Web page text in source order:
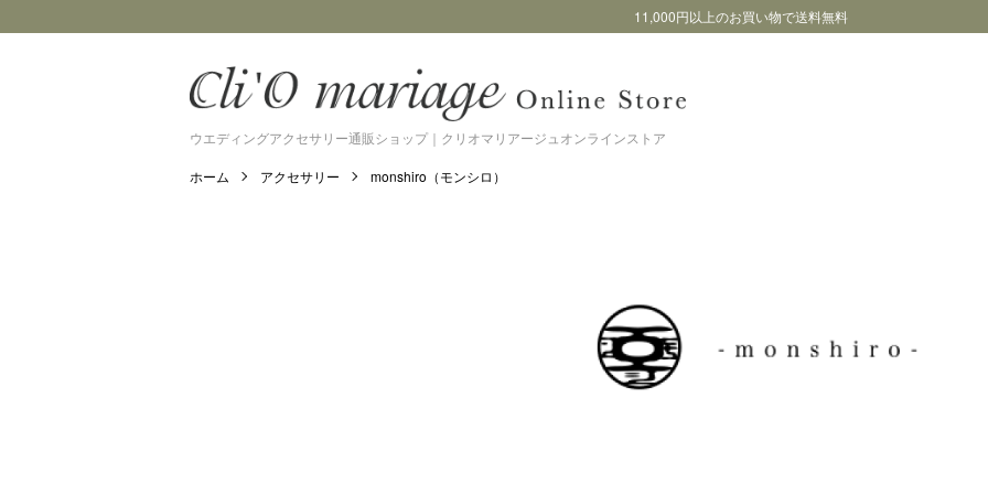
11,000円以上のお買い物で送料無料
ウエディングアクセサリー通販ショップ｜クリオマリアージュオンラインストア
ホーム アクセサリー monshiro（モンシロ）